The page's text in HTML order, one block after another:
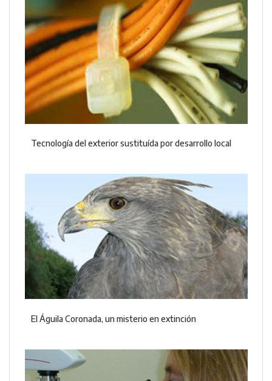
Tecnología del exterior sustituída por desarrollo local
El Águila Coronada, un misterio en extinción